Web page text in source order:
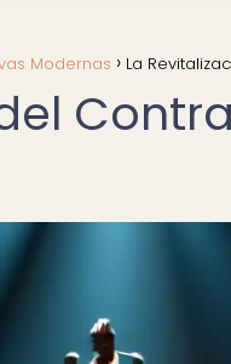
Modernas La